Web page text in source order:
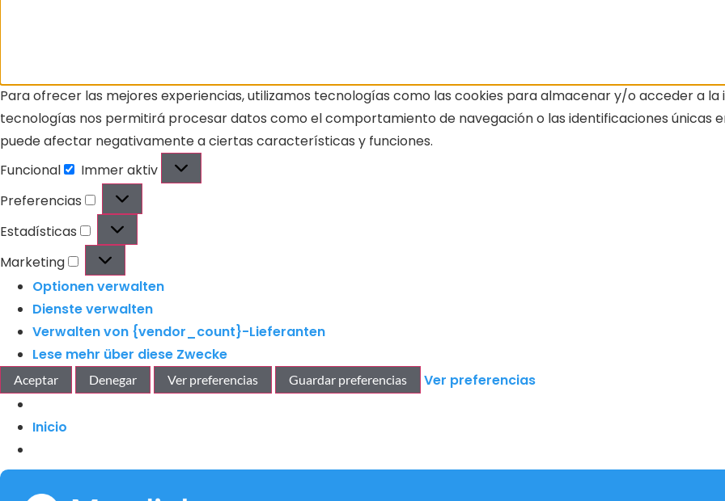
Para ofrecer las mejores experiencias, utilizamos tecnologías como las cookies para almacenar y/o acceder a
tecnologías nos permitirá procesar datos como el comportamiento de navegación o las identificaciones únicas
puede afectar negativamente a ciertas características y funciones.
Funcional
Immer aktiv
Preferencias
Estadísticas
Marketing
Optionen verwalten
Dienste verwalten
Verwalten von {vendor_count}-Lieferanten
Lese mehr über diese Zwecke
Aceptar Denegar Ver preferencias Guardar preferencias Ver preferencias
Inicio